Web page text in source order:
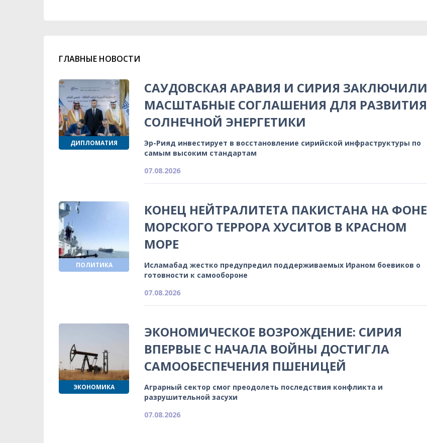
ГЛАВНЫЕ НОВОСТИ
ДИПЛОМАТИЯ
САУДОВСКАЯ АРАВИЯ И СИРИЯ ЗАКЛЮЧИЛИ
МАСШТАБНЫЕ СОГЛАШЕНИЯ ДЛЯ РАЗВИТИЯ
СОЛНЕЧНОЙ ЭНЕРГЕТИКИ
Эр-Рияд инвестирует в восстановление сирийской инфраструктуры по
самым высоким стандартам
07.08.2026
ПОЛИТИКА
КОНЕЦ НЕЙТРАЛИТЕТА ПАКИСТАНА НА ФОНЕ
МОРСКОГО ТЕРРОРА ХУСИТОВ В КРАСНОМ
МОРЕ
Исламабад жестко предупредил поддерживаемых Ираном боевиков о
готовности к самообороне
07.08.2026
ЭКОНОМИКА
ЭКОНОМИЧЕСКОЕ ВОЗРОЖДЕНИЕ: СИРИЯ
ВПЕРВЫЕ С НАЧАЛА ВОЙНЫ ДОСТИГЛА
САМООБЕСПЕЧЕНИЯ ПШЕНИЦЕЙ
Аграрный сектор смог преодолеть последствия конфликта и
разрушительной засухи
07.08.2026